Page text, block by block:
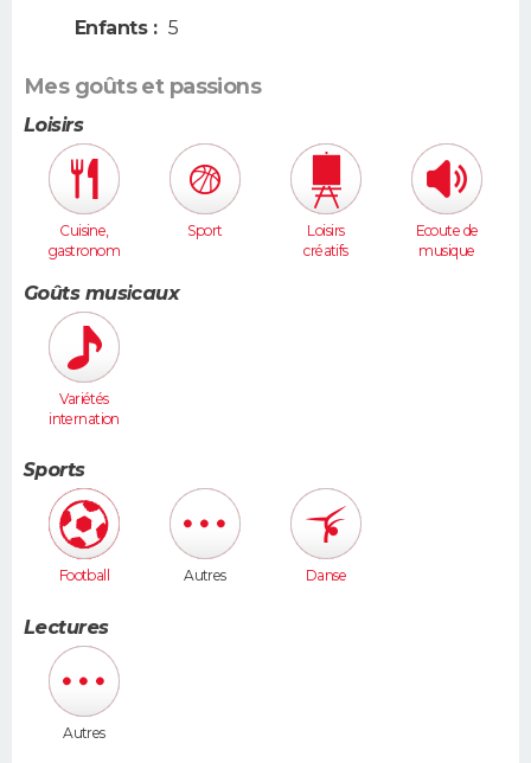
Enfants : 5
Mes goûts et passions
Loisirs
Cuisine,
gastronom
Sport
Loisirs
créatifs
Ecoute de
musique
Goûts musicaux
Variétés
internation
Sports
Football Autres Danse
Lectures
Autres